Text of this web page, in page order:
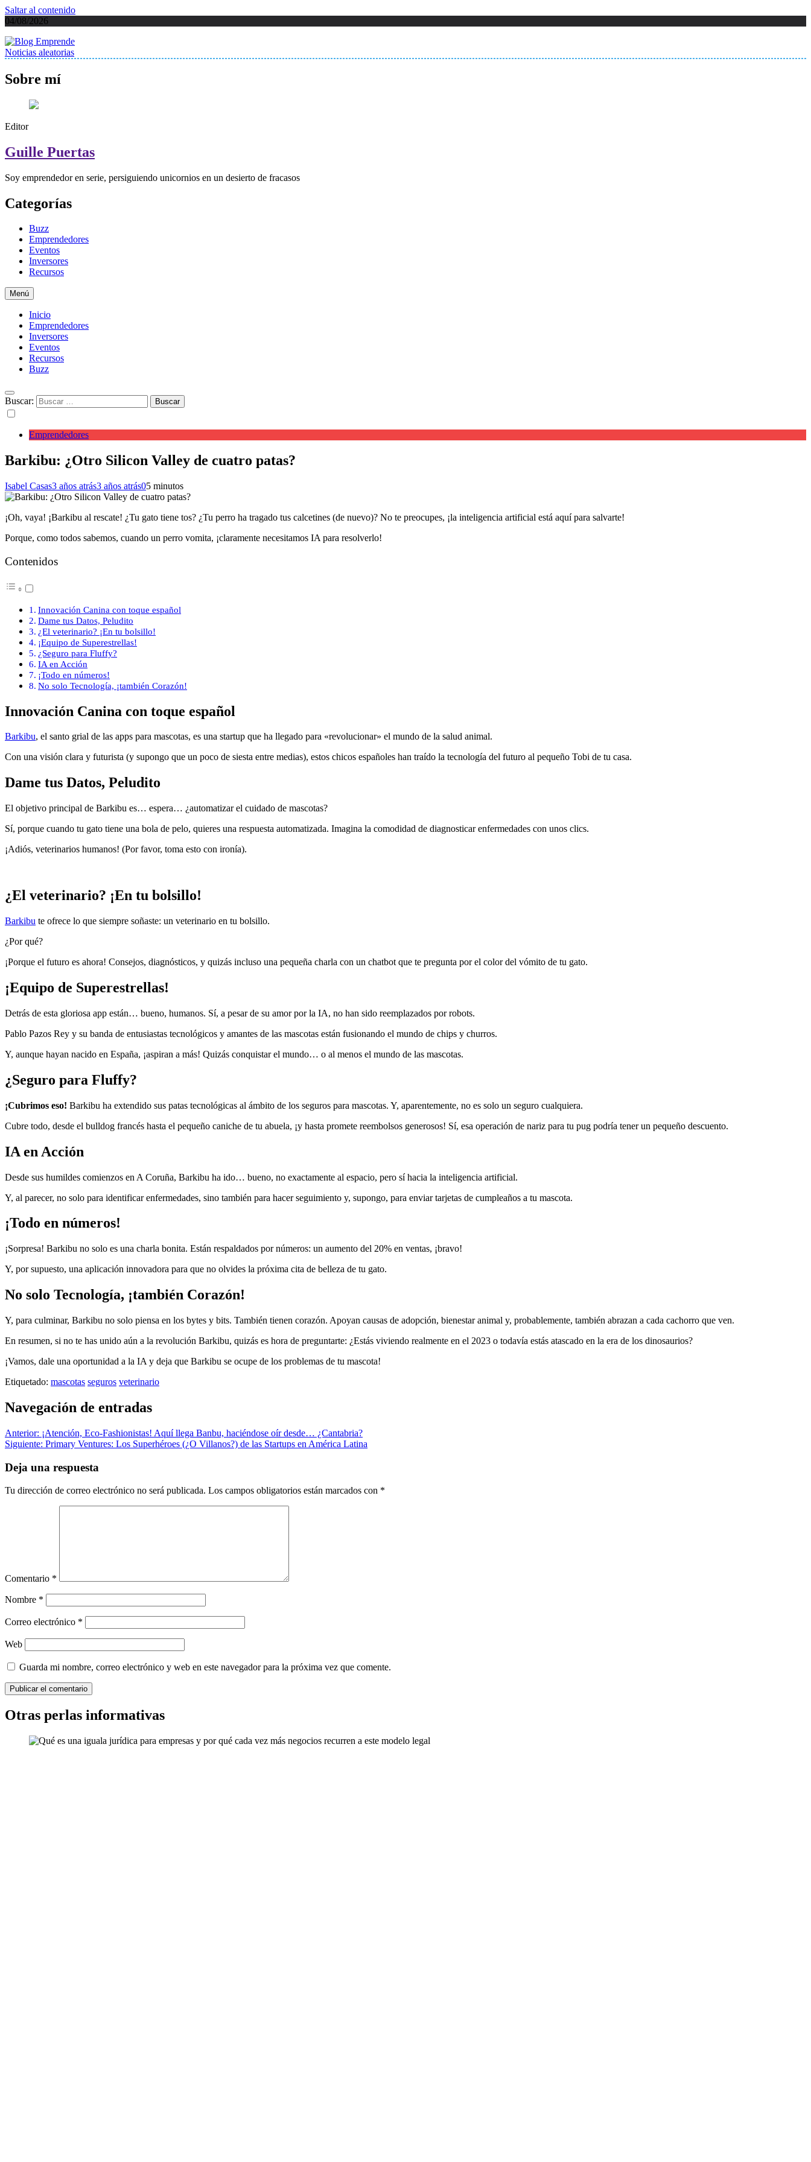
Saltar al contenido
04/08/2026
Blog Emprende
Blog emprendedores, inversores y eventos sin humo ni peces globos
Noticias aleatorias
Sobre mí
Editor
Guille Puertas
Soy emprendedor en serie, persiguiendo unicornios en un desierto de fracasos
Categorías
Buzz
Emprendedores
Eventos
Inversores
Recursos
Menú
Inicio
Emprendedores
Inversores
Eventos
Recursos
Buzz
Buscar:
Emprendedores
Barkibu: ¿Otro Silicon Valley de cuatro patas?
Isabel Casas3 años atrás3 años atrás05 minutos
¡Oh, vaya! ¡Barkibu al rescate! ¿Tu gato tiene tos? ¿Tu perro ha tragado tus calcetines (de nuevo)? No te preocupes, ¡la inteligencia artificial está aquí para salvarte!
Porque, como todos sabemos, cuando un perro vomita, ¡claramente necesitamos IA para resolverlo!
Contenidos
Innovación Canina con toque español
Dame tus Datos, Peludito
¿El veterinario? ¡En tu bolsillo!
¡Equipo de Superestrellas!
¿Seguro para Fluffy?
IA en Acción
¡Todo en números!
No solo Tecnología, ¡también Corazón!
Innovación Canina con toque español
Barkibu, el santo grial de las apps para mascotas, es una startup que ha llegado para «revolucionar» el mundo de la salud animal.
Con una visión clara y futurista (y supongo que un poco de siesta entre medias), estos chicos españoles han traído la tecnología del futuro al pequeño Tobi de tu casa.
Dame tus Datos, Peludito
El objetivo principal de Barkibu es… espera… ¿automatizar el cuidado de mascotas?
Sí, porque cuando tu gato tiene una bola de pelo, quieres una respuesta automatizada. Imagina la comodidad de diagnosticar enfermedades con unos clics.
¡Adiós, veterinarios humanos! (Por favor, toma esto con ironía).
¿El veterinario? ¡En tu bolsillo!
Barkibu te ofrece lo que siempre soñaste: un veterinario en tu bolsillo.
¿Por qué?
¡Porque el futuro es ahora! Consejos, diagnósticos, y quizás incluso una pequeña charla con un chatbot que te pregunta por el color del vómito de tu gato.
¡Equipo de Superestrellas!
Detrás de esta gloriosa app están… bueno, humanos. Sí, a pesar de su amor por la IA, no han sido reemplazados por robots.
Pablo Pazos Rey y su banda de entusiastas tecnológicos y amantes de las mascotas están fusionando el mundo de chips y churros.
Y, aunque hayan nacido en España, ¡aspiran a más! Quizás conquistar el mundo… o al menos el mundo de las mascotas.
¿Seguro para Fluffy?
¡Cubrimos eso! Barkibu ha extendido sus patas tecnológicas al ámbito de los seguros para mascotas. Y, aparentemente, no es solo un seguro cualquiera.
Cubre todo, desde el bulldog francés hasta el pequeño caniche de tu abuela, ¡y hasta promete reembolsos generosos! Sí, esa operación de nariz para tu pug podría tener un pequeño descuento.
IA en Acción
Desde sus humildes comienzos en A Coruña, Barkibu ha ido… bueno, no exactamente al espacio, pero sí hacia la inteligencia artificial.
Y, al parecer, no solo para identificar enfermedades, sino también para hacer seguimiento y, supongo, para enviar tarjetas de cumpleaños a tu mascota.
¡Todo en números!
¡Sorpresa! Barkibu no solo es una charla bonita. Están respaldados por números: un aumento del 20% en ventas, ¡bravo!
Y, por supuesto, una aplicación innovadora para que no olvides la próxima cita de belleza de tu gato.
No solo Tecnología, ¡también Corazón!
Y, para culminar, Barkibu no solo piensa en los bytes y bits. También tienen corazón. Apoyan causas de adopción, bienestar animal y, probablemente, también abrazan a cada cachorro que ven.
En resumen, si no te has unido aún a la revolución Barkibu, quizás es hora de preguntarte: ¿Estás viviendo realmente en el 2023 o todavía estás atascado en la era de los dinosaurios?
¡Vamos, dale una oportunidad a la IA y deja que Barkibu se ocupe de los problemas de tu mascota!
Etiquetado: mascotas seguros veterinario
Navegación de entradas
Anterior: ¡Atención, Eco-Fashionistas! Aquí llega Banbu, haciéndose oír desde… ¿Cantabria?
Siguiente: Primary Ventures: Los Superhéroes (¿O Villanos?) de las Startups en América Latina
Deja una respuesta
Tu dirección de correo electrónico no será publicada. Los campos obligatorios están marcados con *
Comentario *
Nombre *
Correo electrónico *
Web
Guarda mi nombre, correo electrónico y web en este navegador para la próxima vez que comente.
Otras perlas informativas